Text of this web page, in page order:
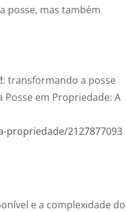
posse, mas também
: transformando a posse
em Propriedade: A
propriedade/2127877093
e a complexidade do